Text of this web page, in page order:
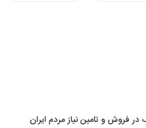
فروش و تامین نیاز مردم ایران